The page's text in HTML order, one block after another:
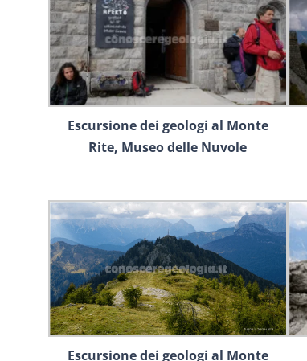
Escursione dei geologi al Monte
Rite, Museo delle Nuvole
Escursione dei geologi al Monte